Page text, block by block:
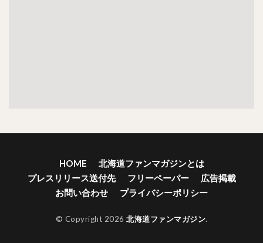
HOME
北海道ファンマガジンとは
プレスリリース送付先
フリーペーパー
広告掲載
お問い合わせ
プライバシーポリシー
© Copyright 2026 北海道ファンマガジン.